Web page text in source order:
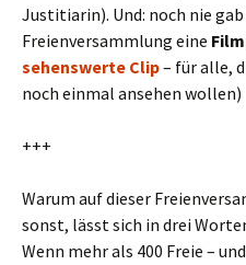
Justitiarin). Und: noch nie
Freienversammlung eine
sehenswerte Clip– für alle,
noch einmal ansehen wollen)
+++
Warum auf dieser
sonst, lässt sich in drei
Wenn mehr als 400 Freie –